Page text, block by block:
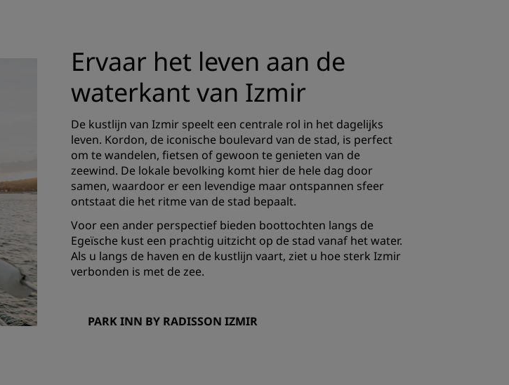
Ervaar het leven aan de
waterkant van Izmir
De kustlijn van Izmir speelt een centrale rol in het dagelijks
leven. Kordon, de iconische boulevard van de stad, is perfect
om te wandelen, fietsen of gewoon te genieten van de
zeewind. De lokale bevolking komt hier de hele dag door
samen, waardoor er een levendige maar ontspannen sfeer
ontstaat die het ritme van de stad bepaalt.
Voor een ander perspectief bieden boottochten langs de
Egeïsche kust een prachtig uitzicht op de stad vanaf het water.
Als u langs de haven en de kustlijn vaart, ziet u hoe sterk Izmir
verbonden is met de zee.
PARK INN BY RADISSON IZMIR